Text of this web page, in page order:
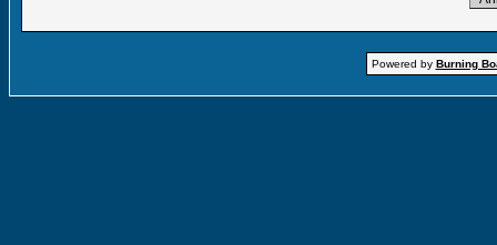
Powered by Burning